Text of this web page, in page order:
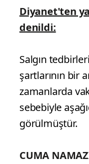
Diyanet'ten
denildi:
Salgın
şartlarının bir
zamanlarda
sebebiyle
görülmüştür.
CUMA